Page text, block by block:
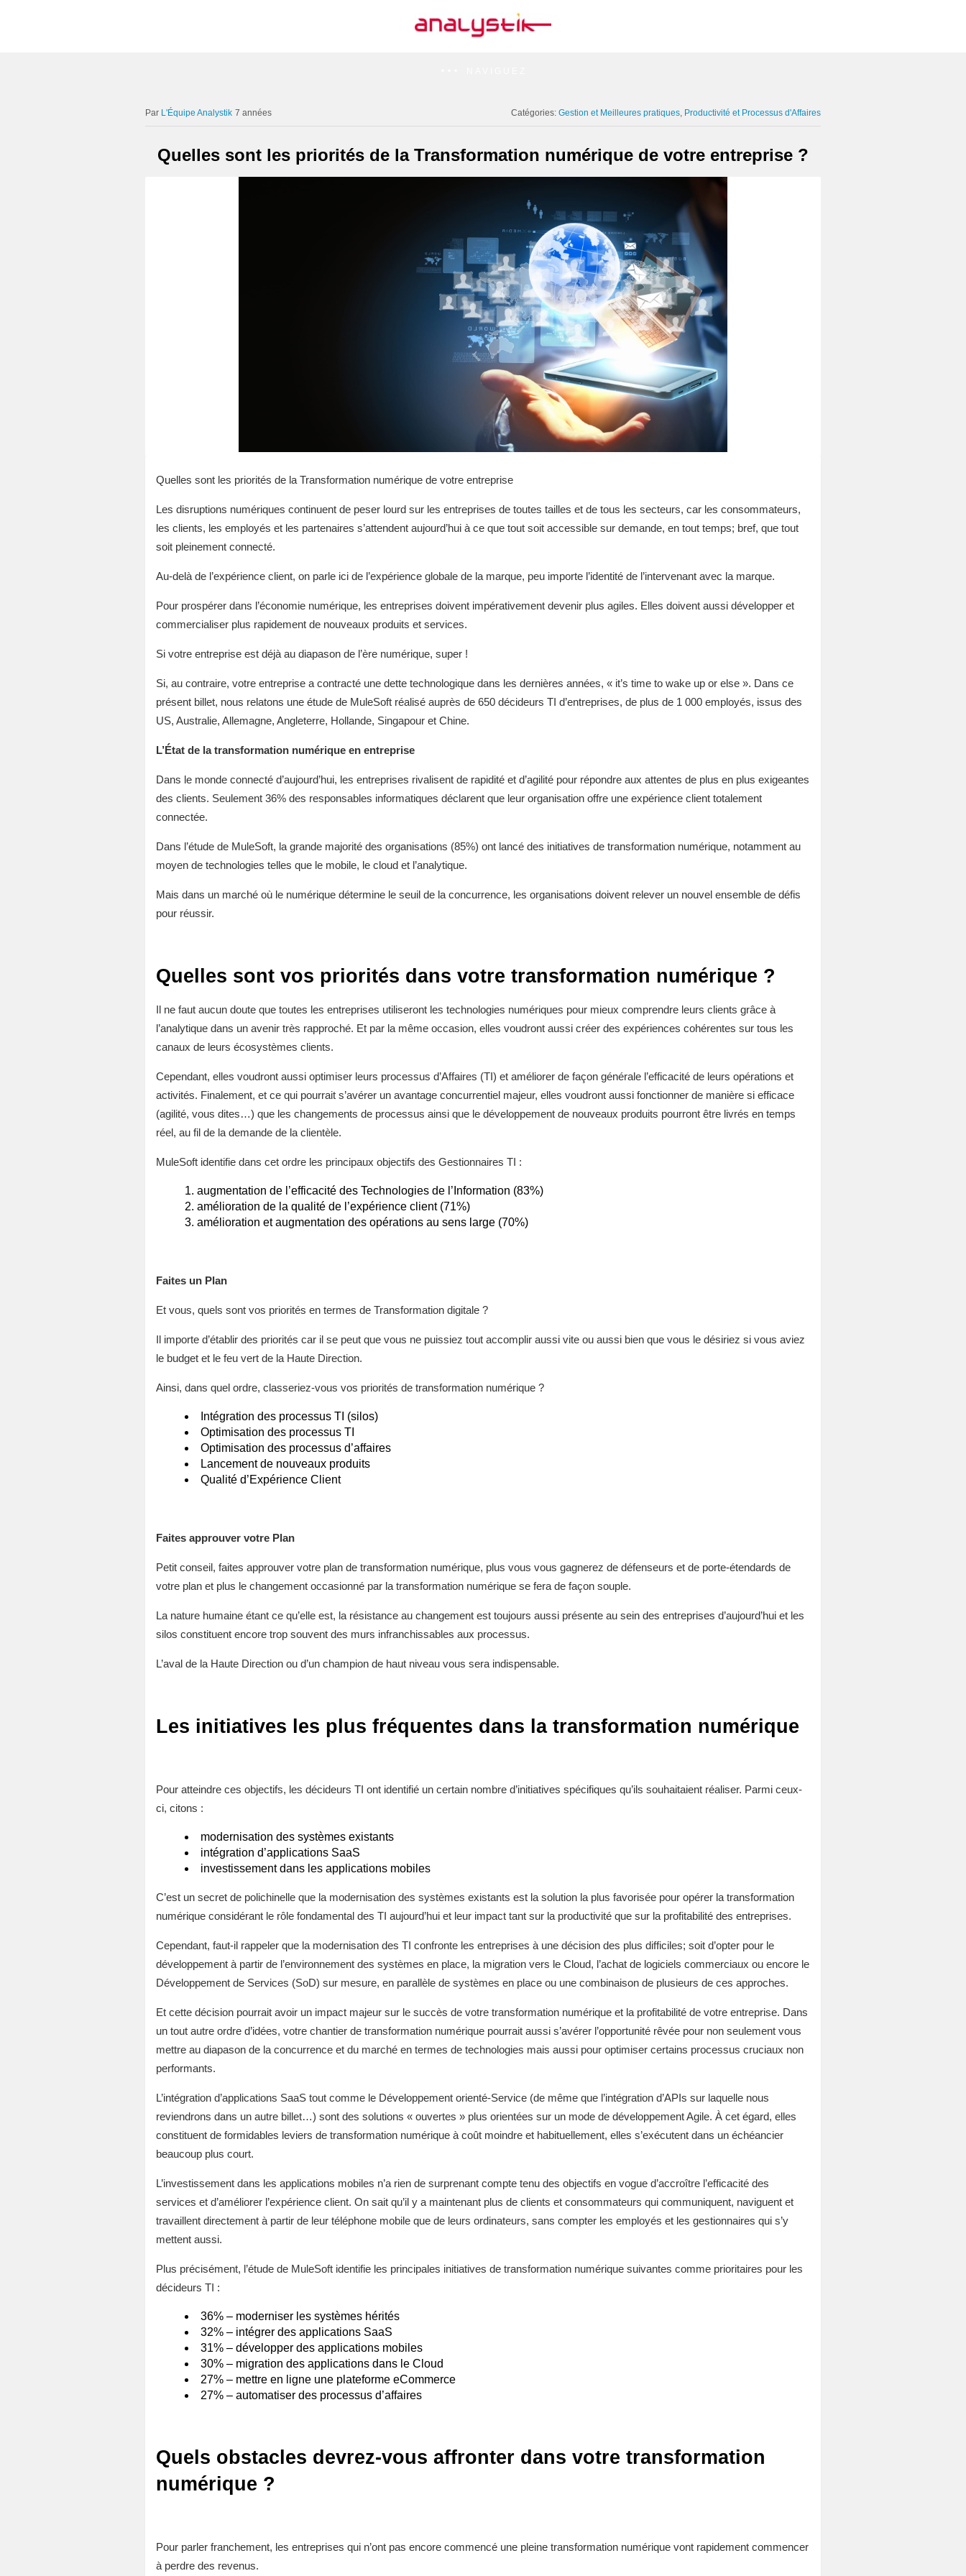
L'Équipe Analystik 7 années Catégories:Gestion et Meilleures pratiques Productivité et Processus d'Affaires
Quelles sont les priorités de la Transformation numérique de votre entreprise ?
Quelles sont les priorités de la Transformation numérique de votre entreprise
Les disruptions numériques continuent de peser lourd sur les entreprises de toutes tailles et de tous les secteurs, car les consommateurs,
les clients, les employés et les partenaires s’attendent aujourd’hui à ce que tout soit accessible sur demande, en tout temps; bref, que tout
soit pleinement connecté.
Au-delà de l’expérience client, on parle ici de l’expérience globale de la marque, peu importe l’identité de l’intervenant avec la marque.
Pour prospérer dans l’économie numérique, les entreprises doivent impérativement devenir plus agiles. Elles doivent aussi développer et
commercialiser plus rapidement de nouveaux produits et services.
Si votre entreprise est déjà au diapason de l’ère numérique, super !
Si, au contraire, votre entreprise a contracté une dette technologique dans les dernières années, « it’s time to wake up or else ». Dans ce
présent billet, nous relatons une étude de MuleSoft réalisé auprès de 650 décideurs TI d’entreprises, de plus de 1 000 employés, issus des
US, Australie, Allemagne, Angleterre, Hollande, Singapour et Chine.
L’État de la transformation numérique en entreprise
Dans le monde connecté d’aujourd’hui, les entreprises rivalisent de rapidité et d’agilité pour répondre aux attentes de plus en plus exigeantes
des clients. Seulement 36% des responsables informatiques déclarent que leur organisation offre une expérience client totalement
connectée.
Dans l’étude de MuleSoft, la grande majorité des organisations (85%) ont lancé des initiatives de transformation numérique, notamment au
moyen de technologies telles que le mobile, le cloud et l’analytique.
Mais dans un marché où le numérique détermine le seuil de la concurrence, les organisations doivent relever un nouvel ensemble de défis
pour réussir.
Quelles sont vos priorités dans votre transformation numérique ?
Il ne faut aucun doute que toutes les entreprises utiliseront les technologies numériques pour mieux comprendre leurs clients grâce à
l’analytique dans un avenir très rapproché. Et par la même occasion, elles voudront aussi créer des expériences cohérentes sur tous les
canaux de leurs écosystèmes clients.
Cependant, elles voudront aussi optimiser leurs processus d’Affaires (TI) et améliorer de façon générale l’efficacité de leurs opérations et
activités. Finalement, et ce qui pourrait s’avérer un avantage concurrentiel majeur, elles voudront aussi fonctionner de manière si efficace
(agilité, vous dites…) que les changements de processus ainsi que le développement de nouveaux produits pourront être livrés en temps
réel, au fil de la demande de la clientèle.
MuleSoft identifie dans cet ordre les principaux objectifs des Gestionnaires TI :
augmentation de l’efficacité des Technologies de l’Information (83%)
amélioration de la qualité de l’expérience client (71%)
amélioration et augmentation des opérations au sens large (70%)
Faites un Plan
Et vous, quels sont vos priorités en termes de Transformation digitale ?
Il importe d’établir des priorités car il se peut que vous ne puissiez tout accomplir aussi vite ou aussi bien que vous le désiriez si vous aviez
le budget et le feu vert de la Haute Direction.
Ainsi, dans quel ordre, classeriez-vous vos priorités de transformation numérique ?
Intégration des processus TI (silos)
Optimisation des processus TI
Optimisation des processus d’affaires
Lancement de nouveaux produits
Qualité d’Expérience Client
Faites approuver votre Plan
Petit conseil, faites approuver votre plan de transformation numérique, plus vous vous gagnerez de défenseurs et de porte-étendards de
votre plan et plus le changement occasionné par la transformation numérique se fera de façon souple.
La nature humaine étant ce qu’elle est, la résistance au changement est toujours aussi présente au sein des entreprises d’aujourd’hui et les
silos constituent encore trop souvent des murs infranchissables aux processus.
L’aval de la Haute Direction ou d’un champion de haut niveau vous sera indispensable.
Les initiatives les plus fréquentes dans la transformation numérique
Pour atteindre ces objectifs, les décideurs TI ont identifié un certain nombre d’initiatives spécifiques qu’ils souhaitaient réaliser. Parmi ceux-
ci, citons :
modernisation des systèmes existants
intégration d’applications SaaS
investissement dans les applications mobiles
C’est un secret de polichinelle que la modernisation des systèmes existants est la solution la plus favorisée pour opérer la transformation
numérique considérant le rôle fondamental des TI aujourd’hui et leur impact tant sur la productivité que sur la profitabilité des entreprises.
Cependant, faut-il rappeler que la modernisation des TI confronte les entreprises à une décision des plus difficiles; soit d’opter pour le
développement à partir de l’environnement des systèmes en place, la migration vers le Cloud, l’achat de logiciels commerciaux ou encore le
Développement de Services (SoD) sur mesure, en parallèle de systèmes en place ou une combinaison de plusieurs de ces approches.
Et cette décision pourrait avoir un impact majeur sur le succès de votre transformation numérique et la profitabilité de votre entreprise. Dans
un tout autre ordre d’idées, votre chantier de transformation numérique pourrait aussi s’avérer l’opportunité rêvée pour non seulement vous
mettre au diapason de la concurrence et du marché en termes de technologies mais aussi pour optimiser certains processus cruciaux non
performants.
L’intégration d’applications SaaS tout comme le Développement orienté-Service (de même que l’intégration d’APIs sur laquelle nous
reviendrons dans un autre billet…) sont des solutions « ouvertes » plus orientées sur un mode de développement Agile. À cet égard, elles
constituent de formidables leviers de transformation numérique à coût moindre et habituellement, elles s’exécutent dans un échéancier
beaucoup plus court.
L’investissement dans les applications mobiles n’a rien de surprenant compte tenu des objectifs en vogue d’accroître l’efficacité des
services et d’améliorer l’expérience client. On sait qu’il y a maintenant plus de clients et consommateurs qui communiquent, naviguent et
travaillent directement à partir de leur téléphone mobile que de leurs ordinateurs, sans compter les employés et les gestionnaires qui s’y
mettent aussi.
Plus précisément, l’étude de MuleSoft identifie les principales initiatives de transformation numérique suivantes comme prioritaires pour les
décideurs TI :
36% – moderniser les systèmes hérités
32% – intégrer des applications SaaS
31% – développer des applications mobiles
30% – migration des applications dans le Cloud
27% – mettre en ligne une plateforme eCommerce
27% – automatiser des processus d’affaires
Quels obstacles devrez-vous affronter dans votre transformation
numérique ?
Pour parler franchement, les entreprises qui n’ont pas encore commencé une pleine transformation numérique vont rapidement commencer
à perdre des revenus.